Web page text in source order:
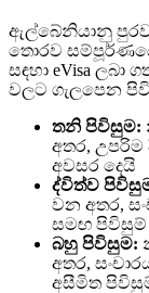
ඇල්බේනියානු
තොරව
සඳහා eVisa ලබා
වලට ගැලපෙන
තනි පිවිසුම:
අතර, උපරිම
අවසර දෙයි
ද්විත්ව
වන අතර,
සමඟ පිවිසුම්
බහු පිවිසුම:
අතර,
අසීමිත